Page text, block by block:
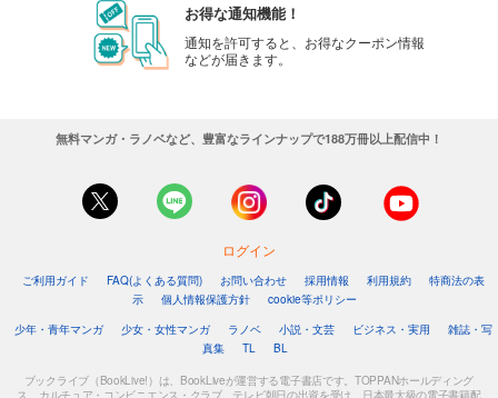
お得な通知機能！
通知を許可すると、お得なクーポン情報
などが届きます。
無料マンガ・ラノベなど、豊富なラインナップで188万冊以上配信中！
ログイン
ご利用ガイド FAQ(よくある質問) お問い合わせ 採用情報 利用規約
特商法の表
示
個人情報保護方針
cookie等ポリシー
少年・青年マンガ
少女・女性マンガ ラノベ 小説・文芸 ビジネス・実用
雑誌・写
真集
TL BL
ブックライブ（BookLive!）は、BookLiveが運営する電子書店です。TOPPANホールディング
ス、カルチュア・コンビニエンス・クラブ、テレビ朝日の出資を受け、日本最大級の電子書籍配